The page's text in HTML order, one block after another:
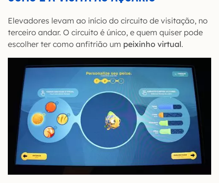
Elevadores levam ao início do circuito de visitação, no
terceiro andar. O circuito é único, e quem quiser pode
escolher ter como anfitrião um peixinho virtual.